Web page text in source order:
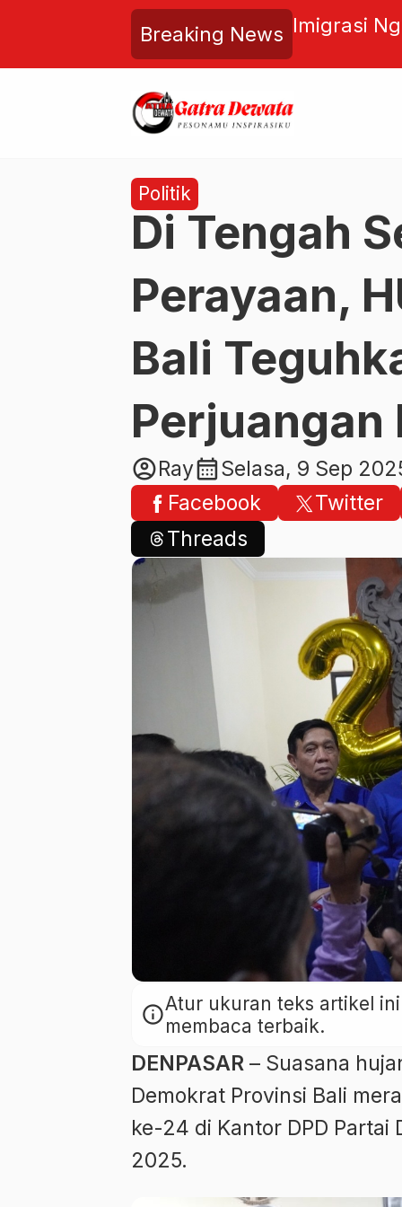
Breaking News
Sengketa Tanah Sesetan Imigrasi
Politik
Di Tengah
Perayaan,
Bali
Perjuangan
account_circleRaycalendar_monthSelasa, 9 Sep
Facebook
Twitter
Threads
infoAtur ukuran teks artikel
membaca terbaik.
DENPASAR – Suasana
Demokrat Provinsi Bali
ke-24 di Kantor DPD Partai
2025.